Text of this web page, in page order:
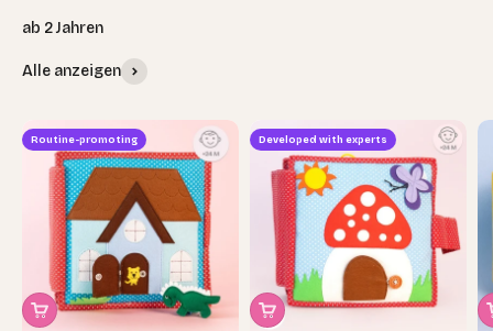
Alle anzeigen
Routine-promoting Developed with experts